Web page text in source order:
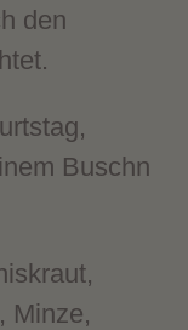
den
Buschn
Minze,